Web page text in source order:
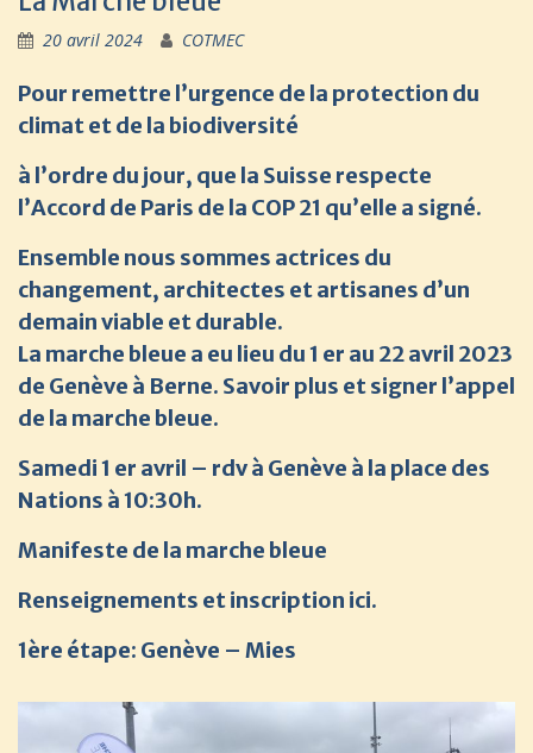
20 avril 2024 COTMEC
Pour remettre l’urgence de la protection du
climat et de la biodiversité
à l’ordre du jour, que la Suisse respecte
l’Accord de Paris de la COP 21 qu’elle a signé.
Ensemble nous sommes actrices du
changement, architectes et artisanes d’un
demain viable et durable.
La marche bleue a eu lieu du 1 er au 22 avril 2023
de Genève à Berne. Savoir plus et signer l’appel
de la marche bleue.
Samedi 1 er avril – rdv à Genève à la place des
Nations à 10:30h.
Manifeste de la marche bleue
Renseignements et inscription ici.
1ère étape: Genève – Mies